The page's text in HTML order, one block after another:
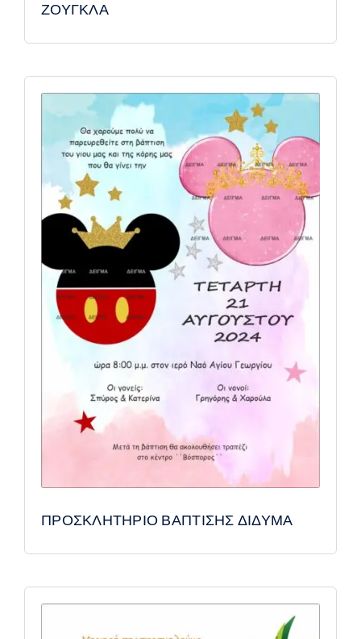
ΖΟΥΓΚΛΑ
ΠΡΟΣΚΛΗΤΗΡΙΟ ΒΑΠΤΙΣΗΣ ΔΙΔΥΜΑ